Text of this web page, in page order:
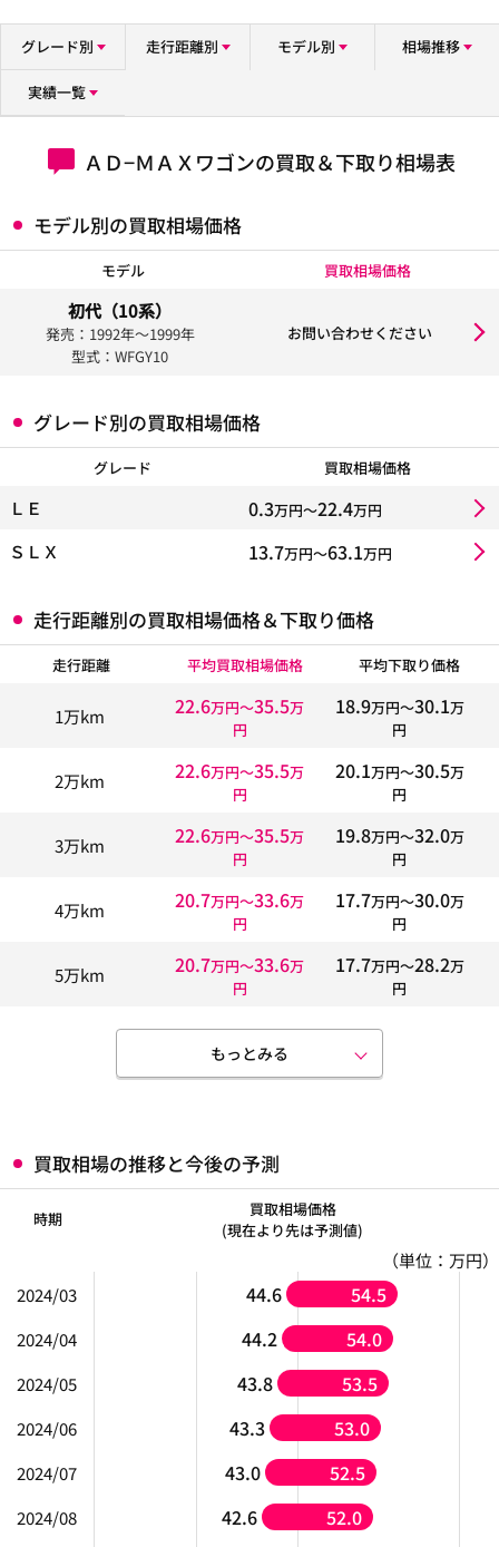
グレード別 走行距離別 モデル別 相場推移
実績一覧
ＡＤ−ＭＡＸワゴンの買取＆下取り相場表
モデル別の買取相場価格
モデル 買取相場価格
初代（10系）
発売：1992年〜1999年
型式：WFGY10
お問い合わせください
グレード別の買取相場価格
グレード 買取相場価格
ＬＥ 0.3万円〜22.4万円
ＳＬＸ 13.7万円〜63.1万円
走行距離別の買取相場価格＆下取り価格
走行距離 平均買取相場価格 平均下取り価格
1万km 22.6万円〜35.5万
円
18.9万円〜30.1万
円
2万km 22.6万円〜35.5万
円
20.1万円〜30.5万
円
3万km 22.6万円〜35.5万
円
19.8万円〜32.0万
円
4万km 20.7万円〜33.6万
円
17.7万円〜30.0万
円
5万km 20.7万円〜33.6万
円
17.7万円〜28.2万
円
もっとみる
買取相場の推移と今後の予測
時期
買取相場価格
(現在より先は予測値)
（単位：万円）
2024/03
44.6 54.5
2024/04 44.2 54.0
2024/05 43.8 53.5
2024/06 43.3 53.0
2024/07 43.0 52.5
2024/08 42.6 52.0